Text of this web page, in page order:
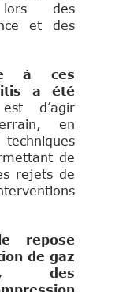
lors des
et des
à ces
a été
d’agir
en
de
rejets de
repose
de gaz
des